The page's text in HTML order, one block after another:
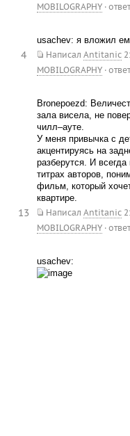
MOBILOGRAPHY ·
usachev: я вложил
Написал Antitanic
MOBILOGRAPHY ·
4
Bronepoezd:
зала висела, не
чилл–ауте.
У меня привычка с
акцентируясь на
разберутся. И
титрах авторов,
фильм, который
квартире.
Написал Antitanic
MOBILOGRAPHY ·
13
usachev: